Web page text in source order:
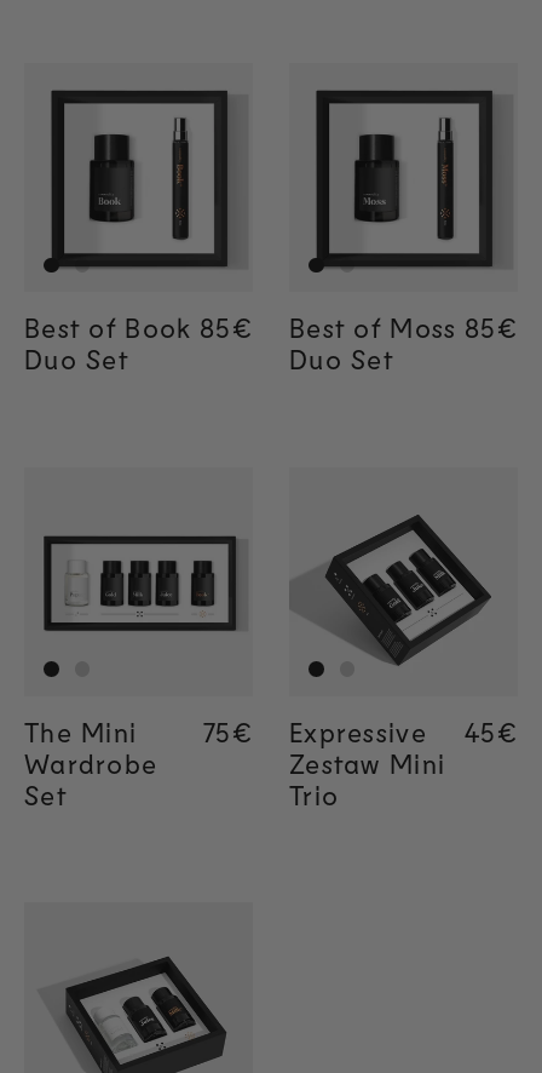
Best of Book
Duo Set
Regular price
85€
Best of Moss
Duo Set
85€
85€
The Mini
Wardrobe
Set
Regular price
75€
Expressive
Zestaw Mini
Trio
45€